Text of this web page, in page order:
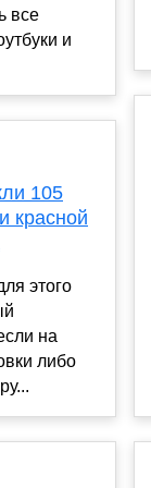
все
и
105
красной
этого
на
либо